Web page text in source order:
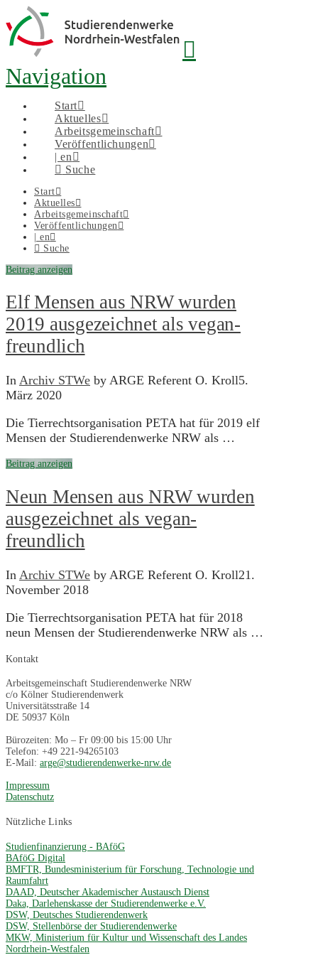
Navigation
Start
Aktuelles
Arbeitsgemeinschaft
Veröffentlichungen
| en
Suche
Start
Aktuelles
Arbeitsgemeinschaft
Veröffentlichungen
| en
Suche
Beitrag anzeigen
Elf Mensen aus NRW wurden
2019 ausgezeichnet als vegan-
freundlich
In Archiv STWe by ARGE Referent O. Kroll5.
März 2020
Die Tierrechtsorganisation PETA hat für 2019 elf
Mensen der Studierendenwerke NRW als …
Beitrag anzeigen
Neun Mensen aus NRW wurden
ausgezeichnet als vegan-
freundlich
In Archiv STWe by ARGE Referent O. Kroll21.
November 2018
Die Tierrechtsorganisation PETA hat für 2018
neun Mensen der Studierendenwerke NRW als …
Kontakt
Arbeitsgemeinschaft Studierendenwerke NRW
c/o Kölner Studierendenwerk
Universitätsstraße 14
DE 50937 Köln
Bürozeiten: Mo – Fr 09:00 bis 15:00 Uhr
Telefon: +49 221-94265103
E-Mail: arge@studierendenwerke-nrw.de
Impressum
Datenschutz
Nützliche Links
Studienfinanzierung - BAföG
BAföG Digital
BMFTR, Bundesministerium für Forschung, Technologie und
Raumfahrt
DAAD, Deutscher Akademischer Austausch Dienst
Daka, Darlehenskasse der Studierendenwerke e.V.
DSW, Deutsches Studierendenwerk
DSW, Stellenbörse der Studierendenwerke
MKW, Ministerium für Kultur und Wissenschaft des Landes
Nordrhein-Westfalen